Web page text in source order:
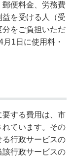
便料金、労務費
を受ける人（受
をご負担いただ
1日に使用料・
する費用は、市
れています。その
行政サービスの
行政サービスの